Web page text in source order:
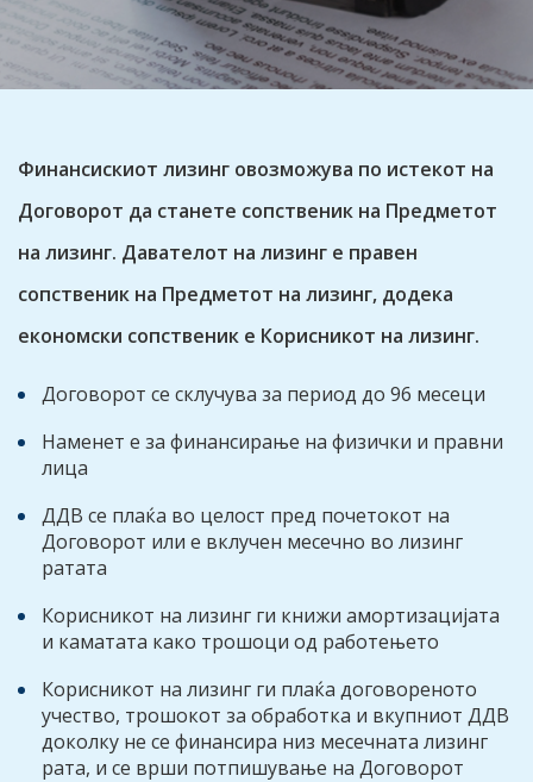
Финансискиот лизинг овозможува по истекот на
Договорот да станете сопственик на Предметот
на лизинг. Давателот на лизинг е правен
сопственик на Предметот на лизинг, додека
економски сопственик е Корисникот на лизинг.
Договорот се склучува за период до 96 месеци
Наменет е за финансирање на физички и правни
лица
ДДВ се плаќа во целост пред почетокот на
Договорот или е вклучен месечно во лизинг
ратата
Корисникот на лизинг ги книжи амортизацијата
и каматата како трошоци од работењето
Корисникот на лизинг ги плаќа договореното
учество, трошокот за обработка и вкупниот ДДВ
доколку не се финансира низ месечната лизинг
рата, и се врши потпишување на Договорот